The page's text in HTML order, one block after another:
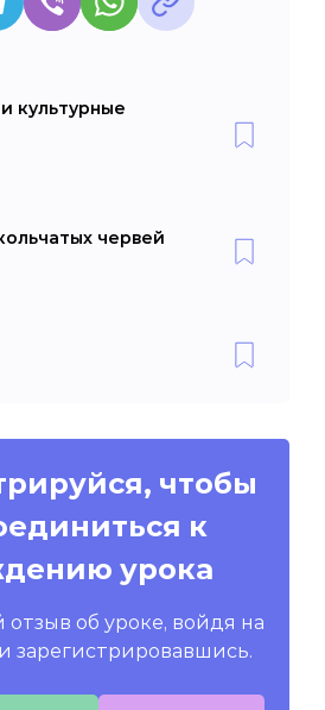
культурные
червей
чтобы
к
урока
отзыв об уроке, войдя на
зарегистрировавшись.